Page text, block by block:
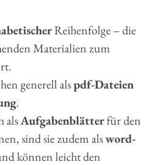
Reihenfolge – die
Materialien zum
generell alspdf-Dateien
.
alsAufgabenblätterfür den
sind sie zudem alsword-
können leicht den